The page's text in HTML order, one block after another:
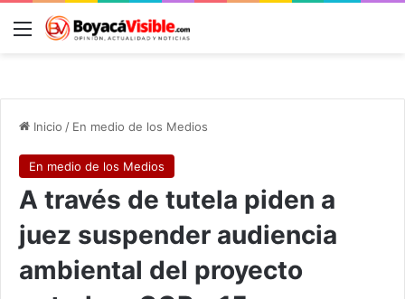
Menú
Inicio / En medio de los Medios
En medio de los Medios
A través de tutela piden a
juez suspender audiencia
ambiental del proyecto